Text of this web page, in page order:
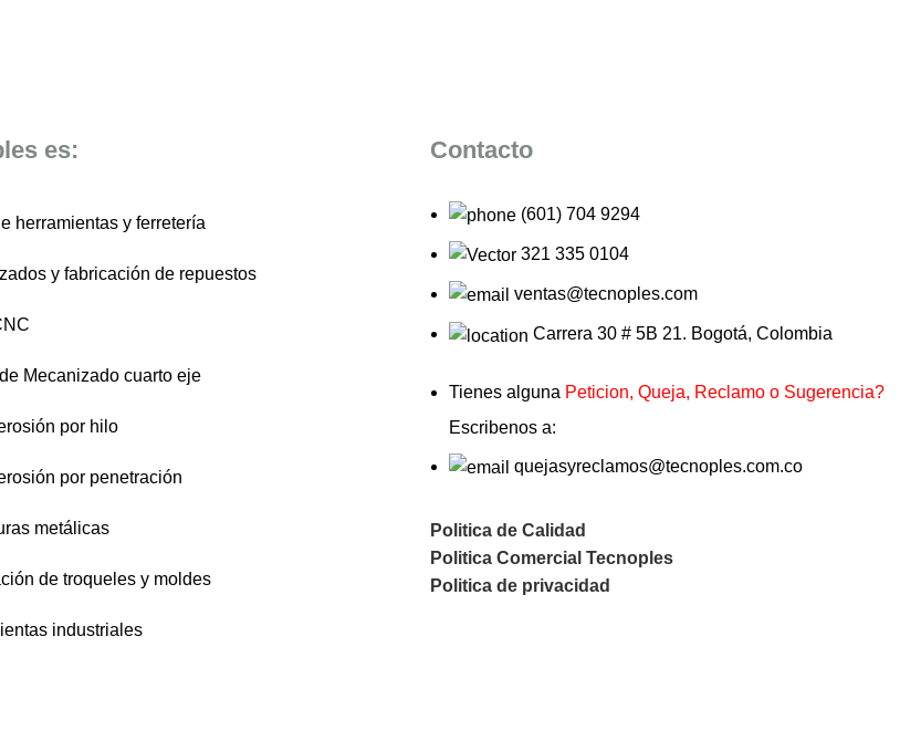
es:
herramientas y ferretería
y fabricación de repuestos
Mecanizado cuarto eje
por hilo
por penetración
metálicas
de troqueles y moldes
industriales
Contacto
(601) 704 9294
321 335 0104
ventas@tecnoples.com
Carrera 30 # 5B 21. Bogotá, Colombia
Tienes alguna Peticion, Queja, Reclamo o Sugerencia?
Escribenos a:
quejasyreclamos@tecnoples.com.co
Politica de Calidad
Politica Comercial Tecnoples
Politica de privacidad